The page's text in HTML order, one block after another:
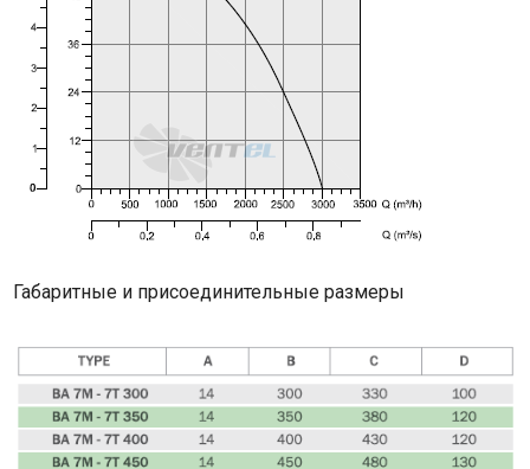
Габаритные и присоединительные размеры